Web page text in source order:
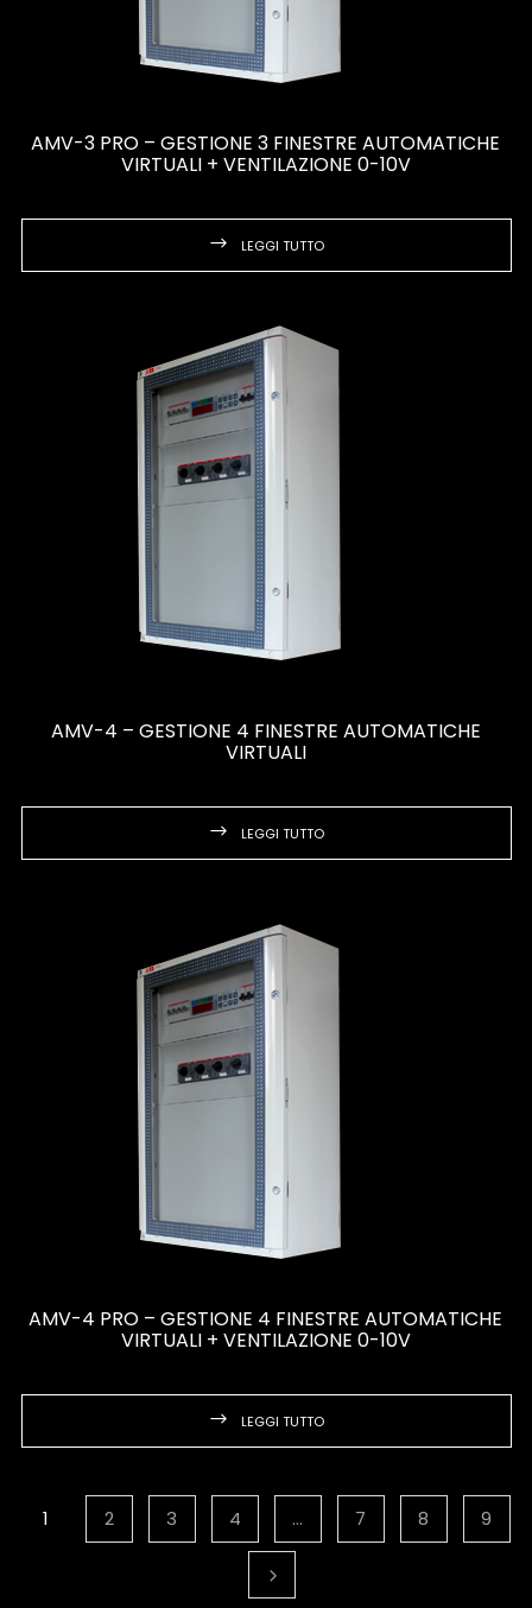
AMV-3 PRO – GESTIONE 3 FINESTRE AUTOMATICHE
VIRTUALI + VENTILAZIONE 0-10V
LEGGI TUTTO
AMV-4 – GESTIONE 4 FINESTRE AUTOMATICHE
VIRTUALI
LEGGI TUTTO
AMV-4 PRO – GESTIONE 4 FINESTRE AUTOMATICHE
VIRTUALI + VENTILAZIONE 0-10V
LEGGI TUTTO
1 2 3 4 … 7 8 9